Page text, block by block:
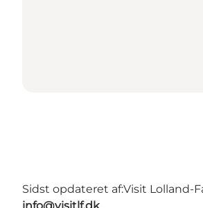
Sidst opdateret af:Visit Lolland-